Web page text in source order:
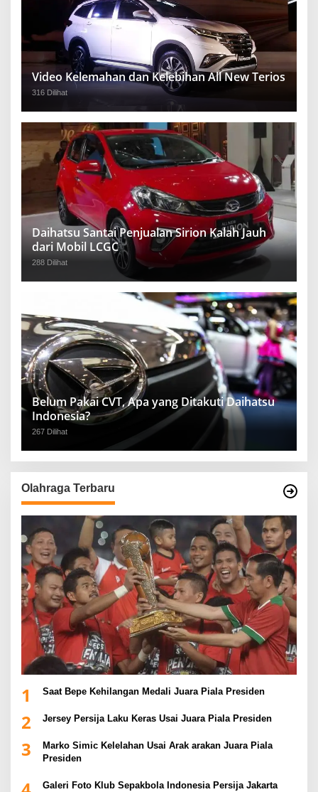
Video Kelemahan dan Kelebihan All New Terios
316 Dilihat
Daihatsu Santai Penjualan Sirion Kalah Jauh
dari Mobil LCGC
288 Dilihat
Belum Pakai CVT, Apa yang Ditakuti Daihatsu
Indonesia?
267 Dilihat
Olahraga Terbaru
1 Saat Bepe Kehilangan Medali Juara Piala Presiden
2 Jersey Persija Laku Keras Usai Juara Piala Presiden
3
Marko Simic Kelelahan Usai Arak arakan Juara Piala
Presiden
Galeri Foto Klub Sepakbola Indonesia Persija Jakarta